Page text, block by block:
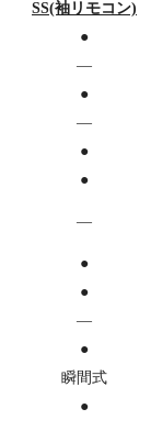
SS(袖リモコン)
●
—
●
―
●
●
—
●
●
―
●
瞬間式
●